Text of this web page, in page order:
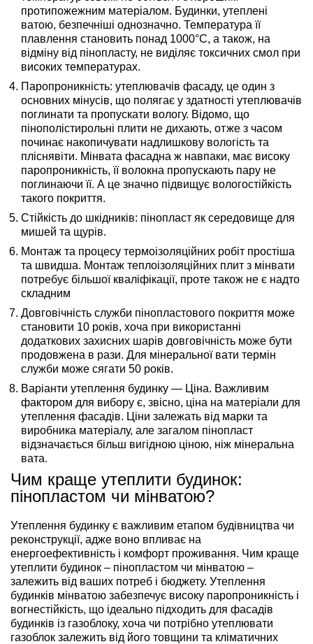
протипожежним матеріалом. Будинки, утеплені
ватою, безпечніші однозначно. Температура її
плавлення становить понад 1000°C, а також, на
відміну від пінопласту, не виділяє токсичних смол при
високих температурах.
Паропроникність: утеплювачів фасаду, це один з
основних мінусів, що полягає у здатності утеплювачів
поглинати та пропускати вологу. Відомо, що
пінополістирольні плити не дихають, отже з часом
починає накопичувати надлишкову вологість та
пліснявіти. Мінвата фасадна ж навпаки, має високу
паропроникність, її волокна пропускають пару не
поглинаючи її. А це значно підвищує вологостійкість
такого покриття.
Стійкість до шкідників: пінопласт як середовище для
мишей та щурів.
Монтаж та процесу термоізоляційних робіт простіша
та швидша. Монтаж теплоізоляційних плит з мінвати
потребує більшої кваліфікації, проте також не є надто
складним
Довговічність служби пінопластового покриття може
становити 10 років, хоча при використанні
додаткових захисних шарів довговічність може бути
продовжена в рази. Для мінеральної вати термін
служби може сягати 50 років.
Варіанти утеплення будинку — Ціна. Важливим
фактором для вибору є, звісно, ціна на матеріали для
утеплення фасадів. Ціни залежать від марки та
виробника матеріалу, але загалом пінопласт
відзначається більш вигідною ціною, ніж мінеральна
вата.
Чим краще утеплити будинок:
пінопластом чи мінватою?
Утеплення будинку є важливим етапом будівництва чи
реконструкції, адже воно впливає на
енергоефективність і комфорт проживання. Чим краще
утеплити будинок – пінопластом чи мінватою –
залежить від ваших потреб і бюджету. Утеплення
будинків мінватою забезпечує високу паропроникність і
вогнестійкість, що ідеально підходить для фасадів
будинків із газоблоку, хоча чи потрібно утеплювати
газоблок залежить від його товщини та кліматичних